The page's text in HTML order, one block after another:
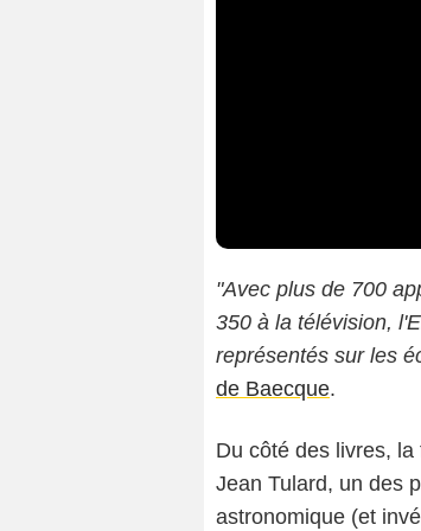
"Avec plus de 700
350 à la télévision,
représentés sur les
de Baecque.
Du côté des livres,
Jean Tulard, un des
astronomique (et